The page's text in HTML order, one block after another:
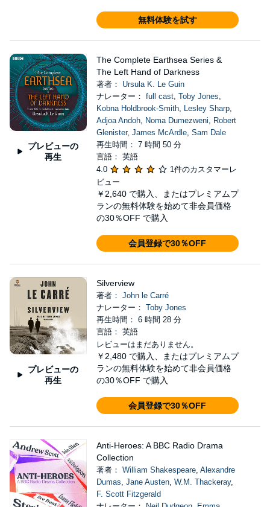
無料体験を試す
プレビューの
再生
The Complete Earthsea Series &
The Left Hand of Darkness
著者： Ursula K. Le Guin
ナレーター： full cast, Toby Jones
Kobna Holdbrook-Smith, Lesley Sharp,
Adjoa Andoh, Noma Dumezweni
Robert
Glenister, James McArdle, Sam Dale
再生時間： 7 時間 50 分
言語： 英語
4.0
1件のカスタマーレ
ビュー
￥2,640 で購入、またはプレミアムプ
ランの無料体験を始めて非会員価格
の30％OFF で購入
会員登録で30％OFF
プレビューの
再生
Silverview
著者： John le Carré
ナレーター： Toby Jones
再生時間： 6 時間 28 分
言語： 英語
レビューはまだありません。
￥2,480 で購入、またはプレミアムプ
ランの無料体験を始めて非会員価格
の30％OFF で購入
会員登録で30％OFF
Anti-Heroes: A BBC Radio Drama
Collection
著者： William Shakespeare, Alexandre
Dumas Jane Austen, W.M. Thackeray,
F. Scott Fitzgerald